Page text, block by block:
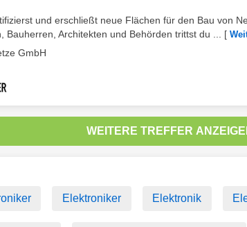
und erschließt neue Flächen für den Bau von
Bauherren, Architekten und Behörden trittst du ...
[
GmbH
WEITERE TREFFER
Elektroniker Elektronik